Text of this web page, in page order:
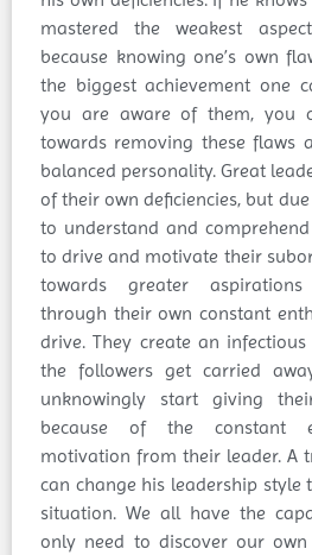
mastered the weakest
because knowing one’s own
the biggest achievement one
you are aware of them, you
towards removing these flaws
balanced personality. Great
of their own deficiencies, but
to understand and
to drive and motivate their
towards greater
through their own constant
drive. They create an
the followers get carried
unknowingly start giving
because of the constant
motivation from their leader. A
can change his leadership style
situation. We all have the
only need to discover our